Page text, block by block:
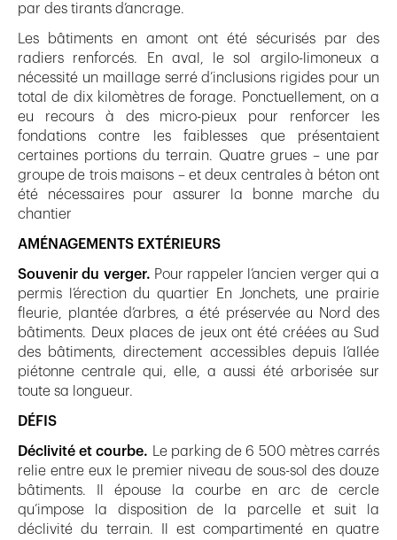
par des tirants d’ancrage.
Les bâtiments en amont ont été sécurisés par des
radiers renforcés. En aval, le sol argilo-limoneux a
nécessité un maillage serré d’inclusions rigides pour un
total de dix kilomètres de forage. Ponctuellement, on a
eu recours à des micro-pieux pour renforcer les
fondations contre les faiblesses que présentaient
certaines portions du terrain. Quatre grues – une par
groupe de trois maisons – et deux centrales à béton ont
été nécessaires pour assurer la bonne marche du
chantier
AMÉNAGEMENTS EXTÉRIEURS
Souvenir du verger. Pour rappeler l’ancien verger qui a
permis l’érection du quartier En Jonchets, une prairie
fleurie, plantée d’arbres, a été préservée au Nord des
bâtiments. Deux places de jeux ont été créées au Sud
des bâtiments, directement accessibles depuis l’allée
piétonne centrale qui, elle, a aussi été arborisée sur
toute sa longueur.
DÉFIS
Déclivité et courbe. Le parking de 6 500 mètres carrés
relie entre eux le premier niveau de sous-sol des douze
bâtiments. Il épouse la courbe en arc de cercle
qu’impose la disposition de la parcelle et suit la
déclivité du terrain. Il est compartimenté en quatre